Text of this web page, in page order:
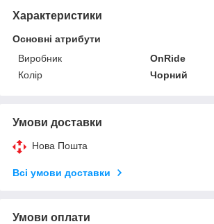
Характеристики
Основні атрибути
Виробник
OnRide
Колір
Чорний
Умови доставки
Нова Пошта
Всі умови доставки
Умови оплати